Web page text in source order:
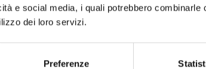
e social media, i quali potrebbero
dei loro servizi.
Preferenze